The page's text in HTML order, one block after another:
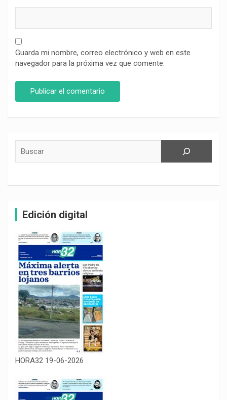
Guarda mi nombre, correo electrónico y web en este
navegador para la próxima vez que comente.
Edición digital
HORA32 19-06-2026